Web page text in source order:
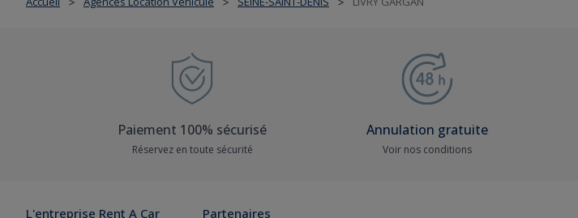
Paiement 100% sécurisé
Réservez en toute sécurité
Annulation gratuite
Voir nos conditions
L'entreprise Rent A Car Partenaires